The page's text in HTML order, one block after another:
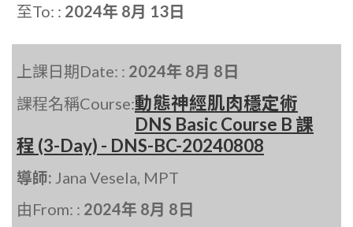
至To: : 2024年 8月 13日
上課日期Date: : 2024年 8月 8日
課程名稱Course:動態神經肌肉穩定術
DNS Basic Course B 課
程 (3-Day) - DNS-BC-20240808
導師: Jana Vesela, MPT
由From: : 2024年 8月 8日